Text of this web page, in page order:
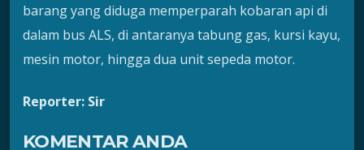
barang yang diduga memperparah kobaran api di
dalam bus ALS, di antaranya tabung gas, kursi kayu,
mesin motor, hingga dua unit sepeda motor.
Reporter: Sir
KOMENTAR ANDA